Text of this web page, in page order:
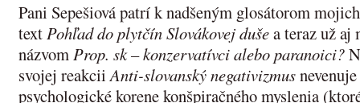
Pani Sepešiová patrí k nadšeným glosátorom
textPohľad do plytčín Slovákovej dušea teraz už aj
názvomProp. sk – konzervatívci alebo paranoici?
svojej reakciiAnti-slovanský negativizmus
psychologické korene konšpiračného myslenia